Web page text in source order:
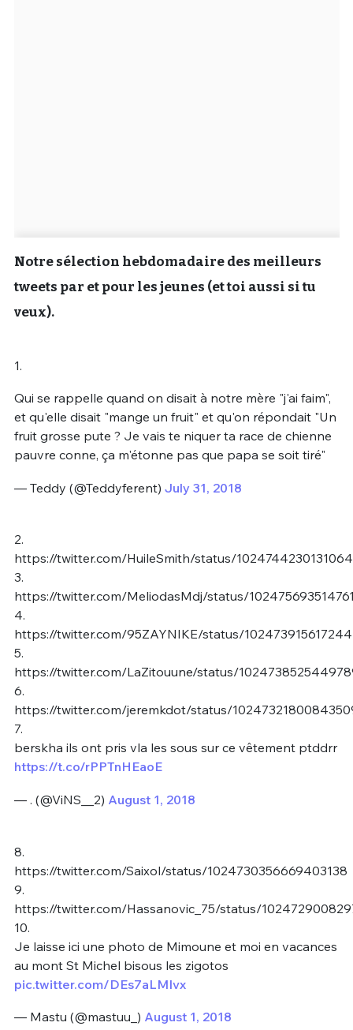
Notre sélection hebdomadaire des meilleurs
tweets par et pour les jeunes (et toi aussi si tu
veux).
1.
Qui se rappelle quand on disait à notre mère "j'ai faim",
et qu'elle disait "mange un fruit" et qu'on répondait "Un
fruit grosse pute ? Je vais te niquer ta race de chienne
pauvre conne, ça m'étonne pas que papa se soit tiré"
— Teddy (@Teddyferent) July 31, 2018
2.
https://twitter.com/HuileSmith/status/
3.
https://twitter.com/MeliodasMdj/status/
4.
https://twitter.com/95ZAYNIKE/status/
5.
https://twitter.com/LaZitouune/status/
6.
https://twitter.com/jeremkdot/status/
7.
berskha ils ont pris vla les sous sur ce vêtement ptddrr
https://t.co/rPPTnHEaoE
— . (@ViNS__2) August 1, 2018
8.
https://twitter.com/Saixol/status/1024730356669403138
9.
https://twitter.com/Hassanovic_75/status/
10.
Je laisse ici une photo de Mimoune et moi en vacances
au mont St Michel bisous les zigotos
pic.twitter.com/DEs7aLMIvx
— Mastu (@mastuu_) August 1, 2018